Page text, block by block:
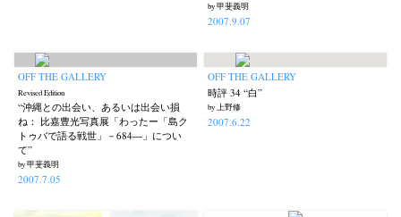
by 甲斐義明
2007.9.07
OFF THE GALLERY
Revised Edition
“沖縄との出会い、あるいは出会い損
ね： 比嘉豊光写真展「わったー「島ク
トゥバで語る戦世」－684―」につい
て”
by 甲斐義明
2007.7.05
OFF THE GALLERY
時評 34 “白”
by 上野修
2007.6.22